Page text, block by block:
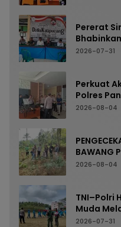
Pererat
Ikuti
2026-07-31
Perkuat
Polres
2026-08-04
BAWANG
2026-08-04
TNI–Polri
Muda
Pengibar
2026-07-31